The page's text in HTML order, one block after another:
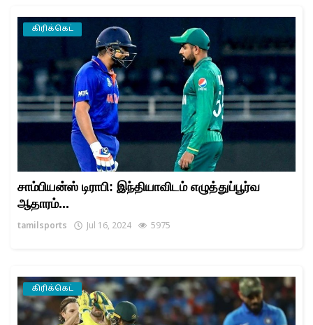
கிரிக்கெட்
சாம்பியன்ஸ் டிராபி: இந்தியாவிடம் எழுத்துப்பூர்வ
ஆதாரம்...
tamilsports Jul 16, 2024 5975
கிரிக்கெட்